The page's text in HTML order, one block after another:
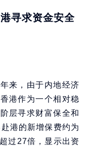
寻求资金安全
来，由于内地经济
港作为一个相对稳
层寻求财富保全和
港的新增保费约为
过27倍，显示出资